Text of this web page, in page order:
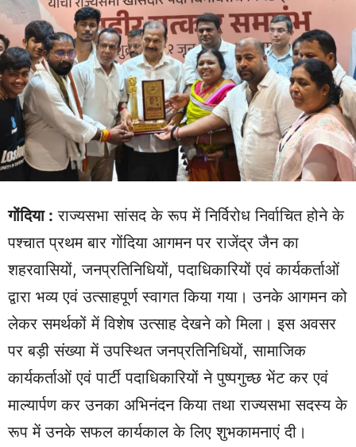
गोंदिया : राज्यसभा सांसद के रूप में निर्विरोध निर्वाचित होने के
पश्चात प्रथम बार गोंदिया आगमन पर राजेंद्र जैन का
शहरवासियों, जनप्रतिनिधियों, पदाधिकारियों एवं कार्यकर्ताओं
द्वारा भव्य एवं उत्साहपूर्ण स्वागत किया गया। उनके आगमन को
लेकर समर्थकों में विशेष उत्साह देखने को मिला। इस अवसर
पर बड़ी संख्या में उपस्थित जनप्रतिनिधियों, सामाजिक
कार्यकर्ताओं एवं पार्टी पदाधिकारियों ने पुष्पगुच्छ भेंट कर एवं
माल्यार्पण कर उनका अभिनंदन किया तथा राज्यसभा सदस्य के
रूप में उनके सफल कार्यकाल के लिए शुभकामनाएं दी।